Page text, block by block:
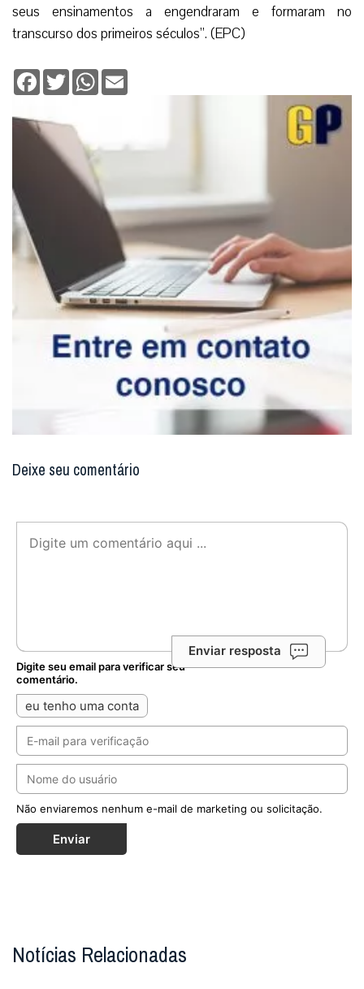
seus ensinamentos a engendraram e formaram no
transcurso dos primeiros séculos”. (EPC)
Facebook
TwitterWhatsApp
Deixe seu comentário
Enviar resposta
Digite seu email para verificar seu
comentário.
eu tenho uma conta
Não enviaremos nenhum e-mail de marketing ou solicitação.
Enviar
Notícias Relacionadas